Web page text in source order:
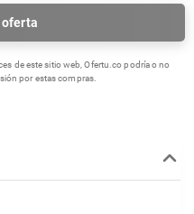
de este sitio web, Ofertu.co podría o no
por estas compras.